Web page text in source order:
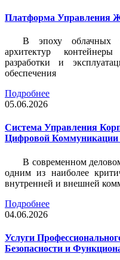
Платформа Управления
В эпоху облачных
архитектур
разработки и
обеспечения
Подробнее
05.06.2026
Система Управления
Цифровой Коммуникации
В современном
одним из наиболее
внутренней и внешней
Подробнее
04.06.2026
Услуги
Безопасности и